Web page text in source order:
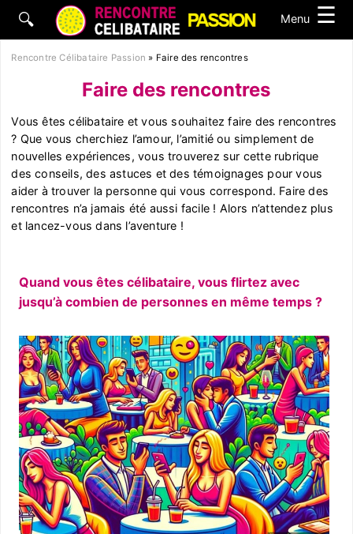
🔍 Menu ☰
Rencontre Célibataire Passion » Faire des rencontres
Faire des rencontres
Vous êtes célibataire et vous souhaitez faire des rencontres
? Que vous cherchiez l’amour, l’amitié ou simplement de
nouvelles expériences, vous trouverez sur cette rubrique
des conseils, des astuces et des témoignages pour vous
aider à trouver la personne qui vous correspond. Faire des
rencontres n’a jamais été aussi facile ! Alors n’attendez plus
et lancez-vous dans l’aventure !
Quand vous êtes célibataire, vous flirtez avec
jusqu’à combien de personnes en même temps ?